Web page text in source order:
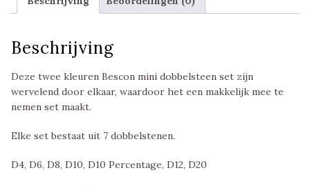
aantal
Beschrijving
Deze twee kleuren Bescon mini dobbelsteen set zijn
wervelend door elkaar, waardoor het een makkelijk mee te
nemen set maakt.
Elke set bestaat uit 7 dobbelstenen.
D4, D6, D8, D10, D10 Percentage, D12, D20